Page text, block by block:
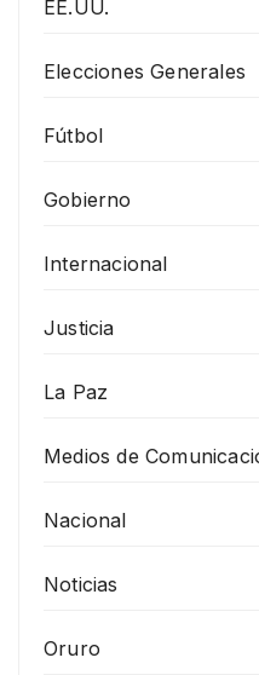
EE.UU.
Elecciones Generales
Fútbol
Gobierno
Internacional
Justicia
La Paz
Medios de
Nacional
Noticias
Oruro